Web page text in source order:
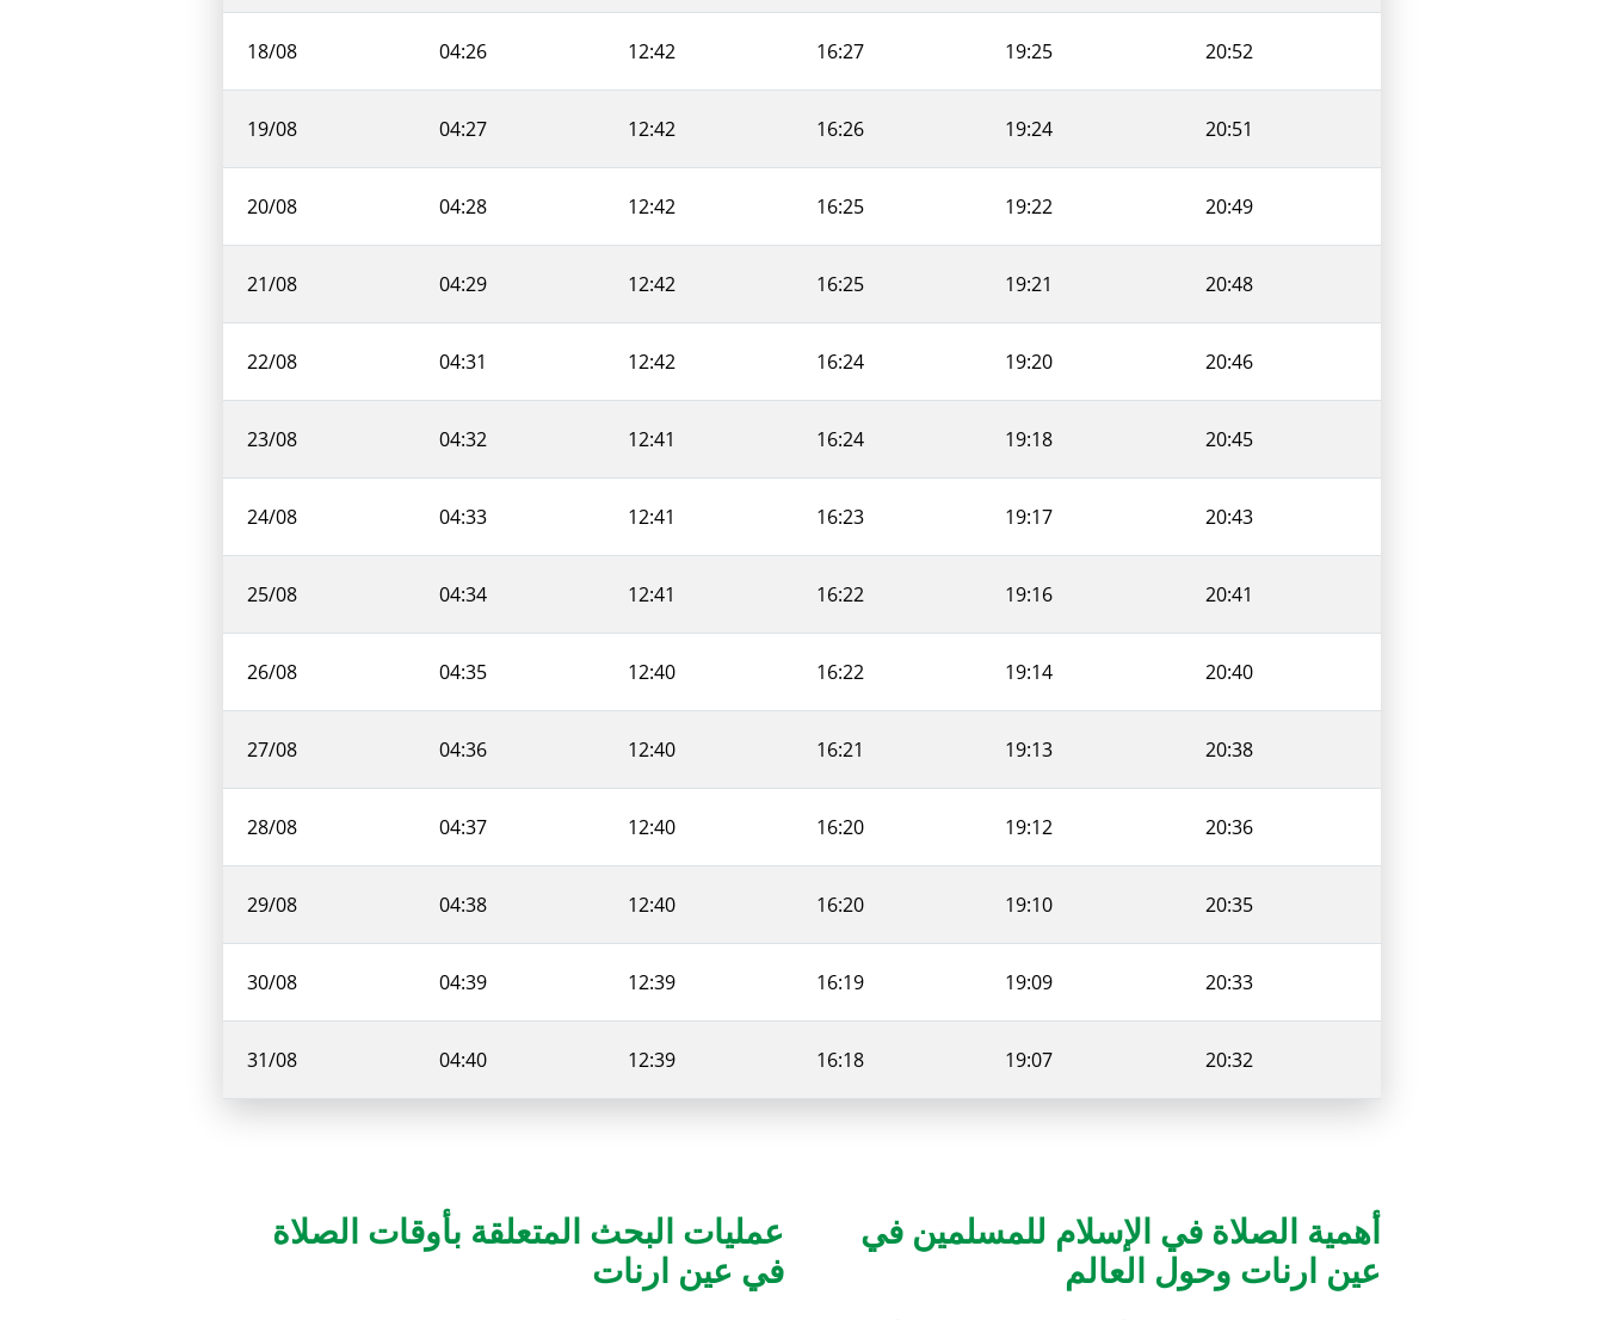
18/08 04:26 12:42 16:27 19:25 20:52
19/08 04:27 12:42 16:26 19:24 20:51
20/08 04:28 12:42 16:25 19:22 20:49
21/08 04:29 12:42 16:25 19:21 20:48
22/08 04:31 12:42 16:24 19:20 20:46
23/08 04:32 12:41 16:24 19:18 20:45
24/08 04:33 12:41 16:23 19:17 20:43
25/08 04:34 12:41 16:22 19:16 20:41
26/08 04:35 12:40 16:22 19:14 20:40
27/08 04:36 12:40 16:21 19:13 20:38
28/08 04:37 12:40 16:20 19:12 20:36
29/08 04:38 12:40 16:20 19:10 20:35
30/08 04:39 12:39 16:19 19:09 20:33
31/08 04:40 12:39 16:18 19:07 20:32